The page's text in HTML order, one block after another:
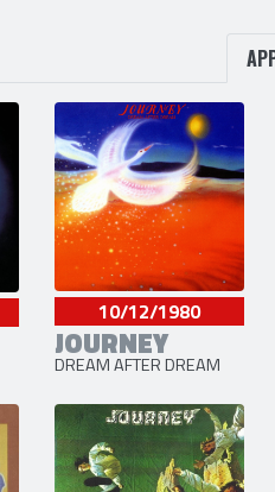
10/12/1980
JOURNEY
DREAM AFTER DREAM